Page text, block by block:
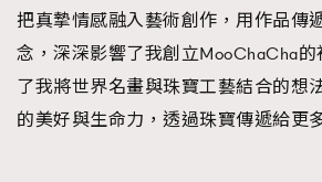
把真摯情感融入藝術創作，用作品傳
念，深深影響了我創立MooChaCha
了我將世界名畫與珠寶工藝結合的想
的美好與生命力，透過珠寶傳遞給更